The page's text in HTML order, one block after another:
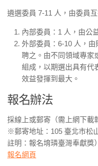
遴選委員 7-11 人，由委員
內部委員：1 人，由公
外部委員：6-10 人，
聘之。由不同領域專家
組成，以期選出具有代
效益發揮到最大。
報名辦法
採線上或郵寄（需上網下載
※郵寄地址：105 臺北市松
註明：報名堉璘臺灣奉獻獎）
報名網頁